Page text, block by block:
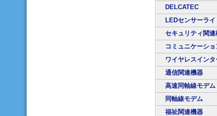
DELCATEC
LEDセンサーライ
セキュリティ関連
コミュニケーシ
ワイヤレスイン
通信関連機器
高速同軸線モデム
同軸線モデム
福祉関連機器